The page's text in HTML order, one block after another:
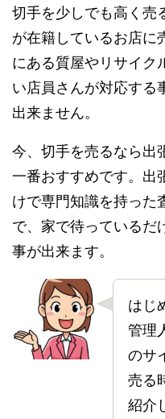
切手を少しでも高く売
が在籍しているお店に
にある質屋やリサイク
い店員さんが対応する
出来ません。
今、切手を売るなら出
一番おすすめです。出
けで専門知識を持った
で、家で待っているだ
事が出来ます。
はじ
管理
のサ
売る
紹介